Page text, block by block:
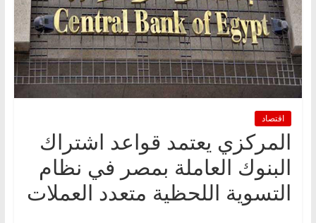
اقتصاد
المركزي يعتمد قواعد اشتراك
البنوك العاملة بمصر في نظام
التسوية اللحظية متعدد العملات